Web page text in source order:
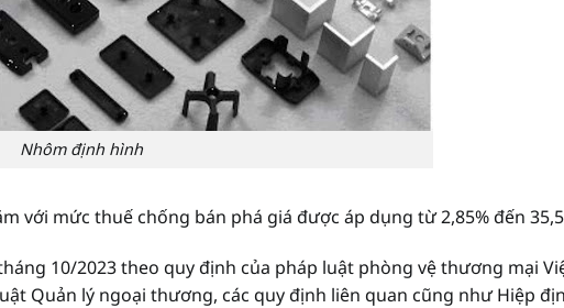
Nhôm định hình
với mức thuế chống bán phá giá được áp dụng từ 2,85% đến
10/2023 theo quy định của pháp luật phòng vệ thương mại
Quản lý ngoại thương, các quy định liên quan cũng như Hiệp